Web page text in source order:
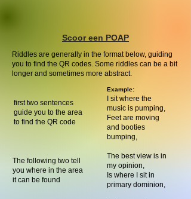
Scoor een POAP
Riddles are generally in the format below, guiding
you to find the QR codes. Some riddles can be a bit
longer and sometimes more abstract.
first two sentences
guide you to the area
to find the QR code
The following two tell
you where in the area
it can be found
Example:
I sit where the
music is pumping,
Feet are moving
and booties
bumping,
The best view is in
my opinion,
Is where I sit in
primary dominion,